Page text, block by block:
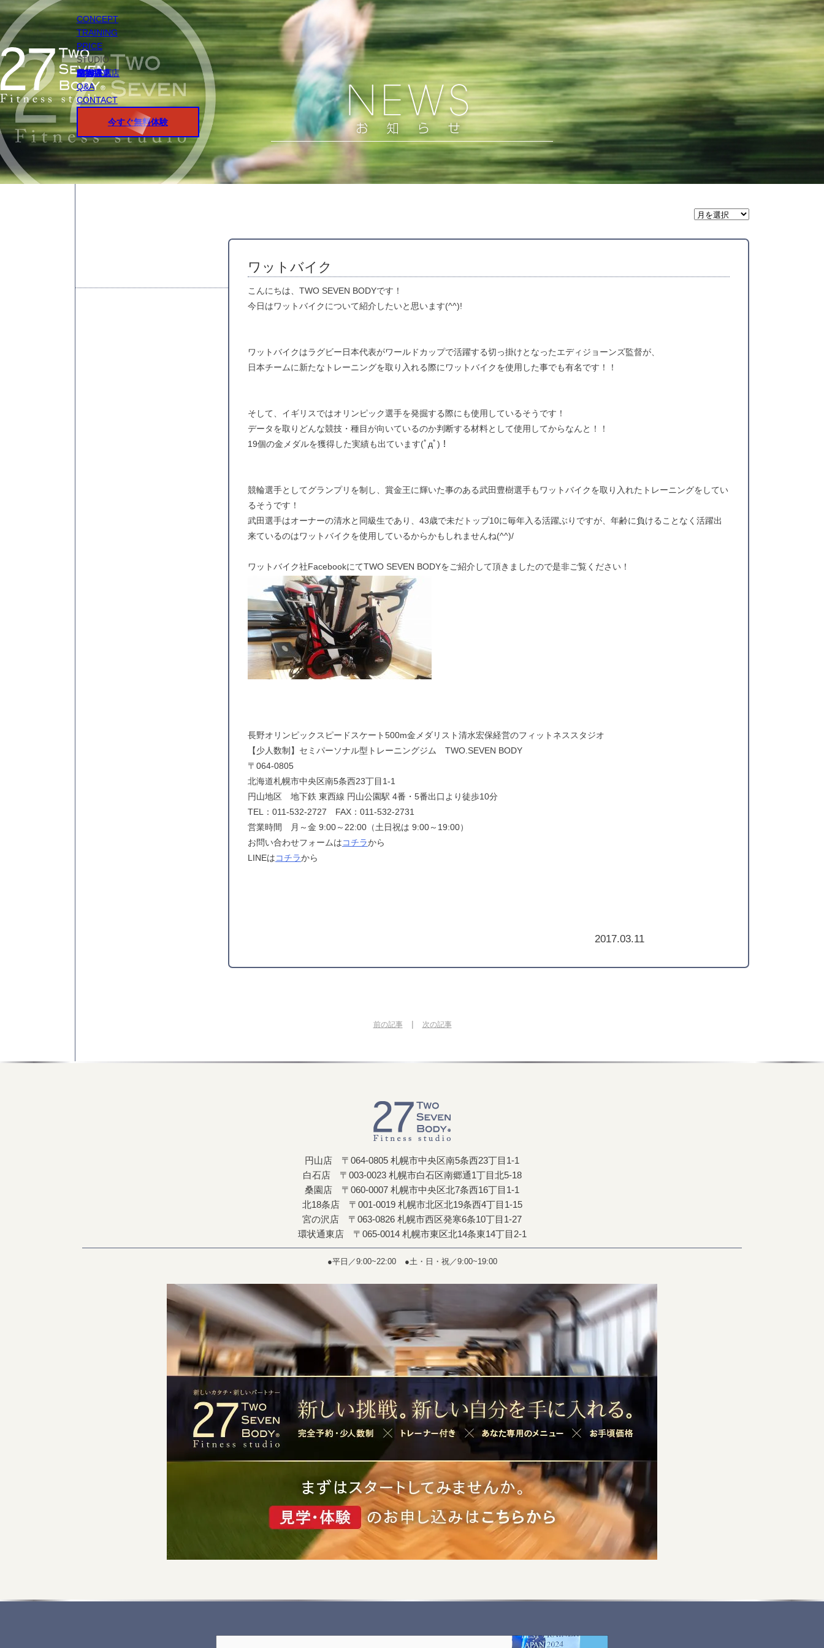
CONCEPT
TRAINING
PRICE
STUDIO
円山店
白石店
桑園店
北18条店
宮の沢店
環状通東店
STAFF
Q&A
CONTACT
今すぐ無料体験
月
間
ー
ワットバイク
こんにちは、TWO SEVEN BODYです！
今日はワットバイクについて紹介したいと思います(^^)!
ワットバイクはラグビー日本代表がワールドカップで活躍する切っ掛けとなったエディジョーンズ監督が、
日本チームに新たなトレーニングを取り入れる際にワットバイクを使用した事でも有名です！！
そして、イギリスではオリンピック選手を発掘する際にも使用しているそうです！
データを取りどんな競技・種目が向いているのか判断する材料として使用してからなんと！！
19個の金メダルを獲得した実績も出ています(ﾟдﾟ)！
競輪選手としてグランプリを制し、賞金王に輝いた事のある武田豊樹選手もワットバイクを取り入れたトレーニングをしてい
るそうです！
武田選手はオーナーの清水と同級生であり、43歳で未だトップ10に毎年入る活躍ぶりですが、年齢に負けることなく活躍出
来ているのはワットバイクを使用しているからかもしれませんね(^^)/
ワットバイク社FacebookにてTWO SEVEN BODYをご紹介して頂きましたので是非ご覧ください！
長野オリンピックスピードスケート500m金メダリスト清水宏保経営のフィットネススタジオ
【少人数制】セミパーソナル型トレーニングジム TWO.SEVEN BODY
〒064-0805
北海道札幌市中央区南5条西23丁目1-1
円山地区 地下鉄 東西線 円山公園駅 4番・5番出口より徒歩10分
TEL：011-532-2727 FAX：011-532-2731
営業時間 月～金 9:00～22:00（土日祝は 9:00～19:00）
お問い合わせフォームはコチラから
LINEはコチラから
2017.03.11
前の記事| 次の記事
円山店 〒064-0805 札幌市中央区南5条西23丁目1-1
白石店 〒003-0023 札幌市白石区南郷通1丁目北5-18
桑園店 〒060-0007 札幌市中央区北7条西16丁目1-1
北18条店 〒001-0019 札幌市北区北19条西4丁目1-15
宮の沢店 〒063-0826 札幌市西区発寒6条10丁目1-27
環状通東店 〒065-0014 札幌市東区北14条東14丁目2-1
●平日／9:00~22:00 ●土・日・祝／9:00~19:00